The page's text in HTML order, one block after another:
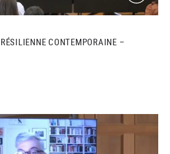
CONTEMPORAINE –